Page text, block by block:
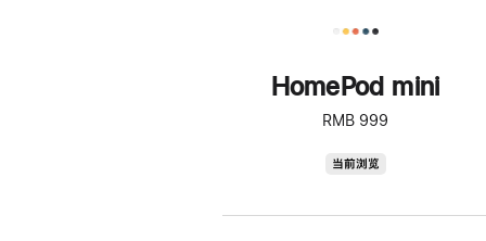
HomePod mini
RMB 999
当前浏览